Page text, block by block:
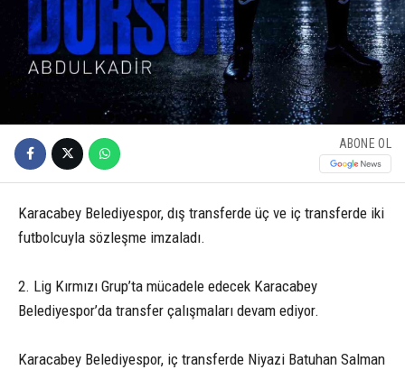
ABONE OL
Karacabey Belediyespor, dış transferde üç ve iç transferde iki
futbolcuyla sözleşme imzaladı.
2. Lig Kırmızı Grup’ta mücadele edecek Karacabey
Belediyespor’da transfer çalışmaları devam ediyor.
Karacabey Belediyespor, iç transferde Niyazi Batuhan Salman